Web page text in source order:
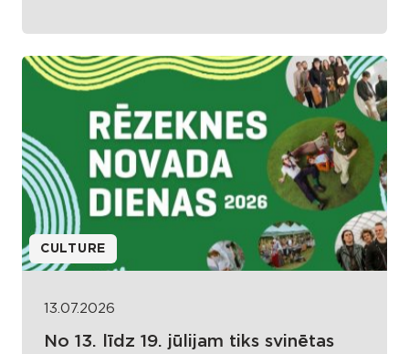
CULTURE
13.07.2026
No 13. līdz 19. jūlijam tiks svinētas